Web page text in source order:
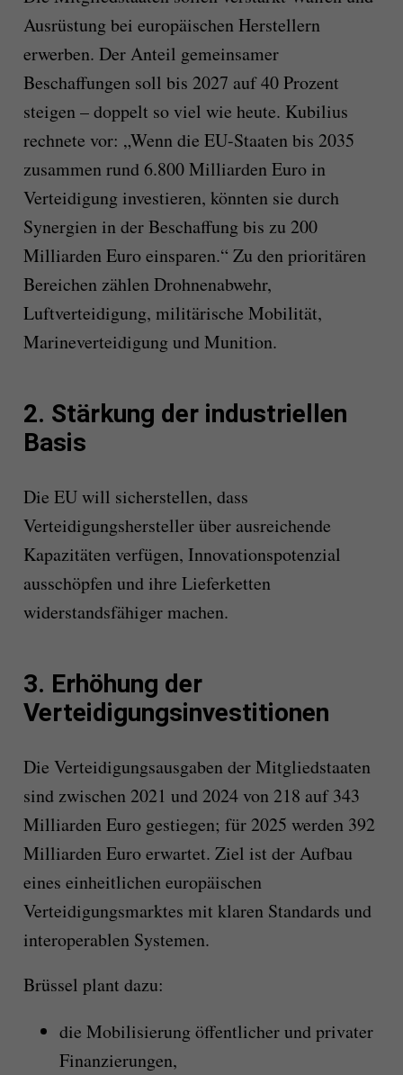
Ausrüstung bei europäischen Herstellern
erwerben. Der Anteil gemeinsamer
Beschaffungen soll bis 2027 auf 40 Prozent
steigen – doppelt so viel wie heute. Kubilius
rechnete vor: „Wenn die EU-Staaten bis 2035
zusammen rund 6.800 Milliarden Euro in
Verteidigung investieren, könnten sie durch
Synergien in der Beschaffung bis zu 200
Milliarden Euro einsparen.“ Zu den prioritären
Bereichen zählen Drohnenabwehr,
Luftverteidigung, militärische Mobilität,
Marineverteidigung und Munition.
2. Stärkung der industriellen
Basis
Die EU will sicherstellen, dass
Verteidigungshersteller über ausreichende
Kapazitäten verfügen, Innovationspotenzial
ausschöpfen und ihre Lieferketten
widerstandsfähiger machen.
3. Erhöhung der
Verteidigungsinvestitionen
Die Verteidigungsausgaben der Mitgliedstaaten
sind zwischen 2021 und 2024 von 218 auf 343
Milliarden Euro gestiegen; für 2025 werden 392
Milliarden Euro erwartet. Ziel ist der Aufbau
eines einheitlichen europäischen
Verteidigungsmarktes mit klaren Standards und
interoperablen Systemen.
Brüssel plant dazu:
die Mobilisierung öffentlicher und privater
Finanzierungen,